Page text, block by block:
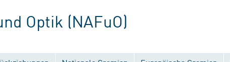
Optik (NAFuO)